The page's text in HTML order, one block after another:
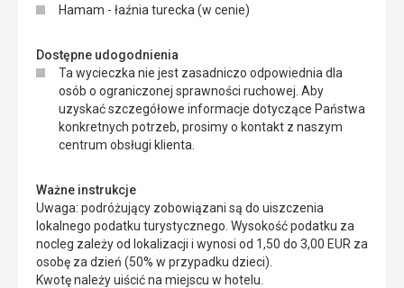
Hamam - łaźnia turecka (w cenie)
Dostępne udogodnienia
Ta wycieczka nie jest zasadniczo odpowiednia dla
osób o ograniczonej sprawności ruchowej. Aby
uzyskać szczegółowe informacje dotyczące Państwa
konkretnych potrzeb, prosimy o kontakt z naszym
centrum obsługi klienta.
Ważne instrukcje
Uwaga: podróżujący zobowiązani są do uiszczenia
lokalnego podatku turystycznego. Wysokość podatku za
nocleg zależy od lokalizacji i wynosi od 1,50 do 3,00 EUR za
osobę za dzień (50% w przypadku dzieci).
Kwotę należy uiścić na miejscu w hotelu.